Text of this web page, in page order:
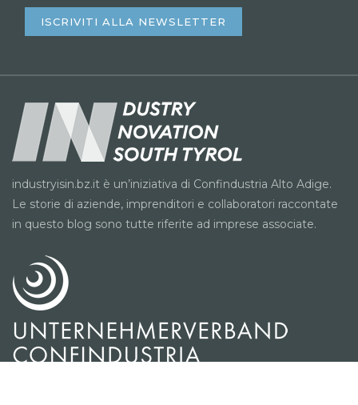
ISCRIVITI ALLA NEWSLETTER
industryisin.bz.it è un’iniziativa di Confindustria Alto Adige.
Le storie di aziende, imprenditori e collaboratori raccontate
in questo blog sono tutte riferite ad imprese associate.